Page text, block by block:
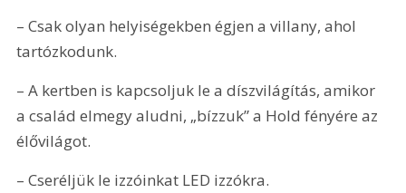
– Csak olyan helyiségekben égjen a villany, ahol
tartózkodunk.
– A kertben is kapcsoljuk le a díszvilágítás, amikor
a család elmegy aludni, „bízzuk” a Hold fényére az
élővilágot.
– Cseréljük le izzóinkat LED izzókra.